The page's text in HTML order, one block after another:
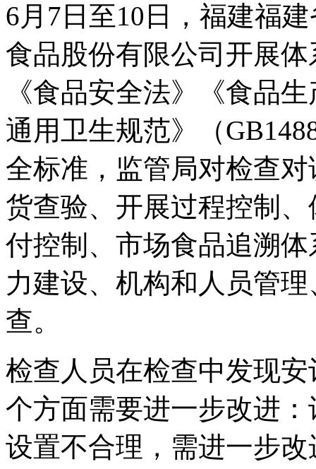
6月7日至10日，福建福
食品股份有限公司开展
《食品安全法》《食品
通用卫生规范》（
全标准，监管局对检查
货查验、开展过程控制
付控制、市场食品追溯
力建设、机构和人员管
查。
检查人员在检查中发现
个方面需要进一步改进
设置不合理，需进一步